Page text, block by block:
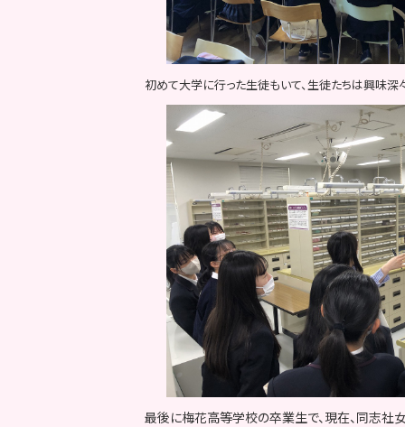
初めて大学に行った生徒もいて、生徒たちは興味深
最後に梅花高等学校の卒業生で、現在、同志社